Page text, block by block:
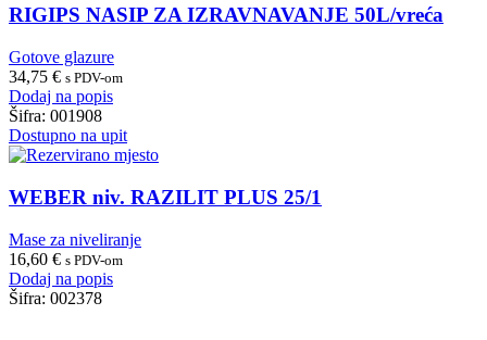
RIGIPS NASIP ZA IZRAVNAVANJE 50L/vreća
Gotove glazure
34,75 € s PDV-om
Dodaj na popis
Šifra: 001908
Dostupno na upit
WEBER niv. RAZILIT PLUS 25/1
Mase za niveliranje
16,60 € s PDV-om
Dodaj na popis
Šifra: 002378